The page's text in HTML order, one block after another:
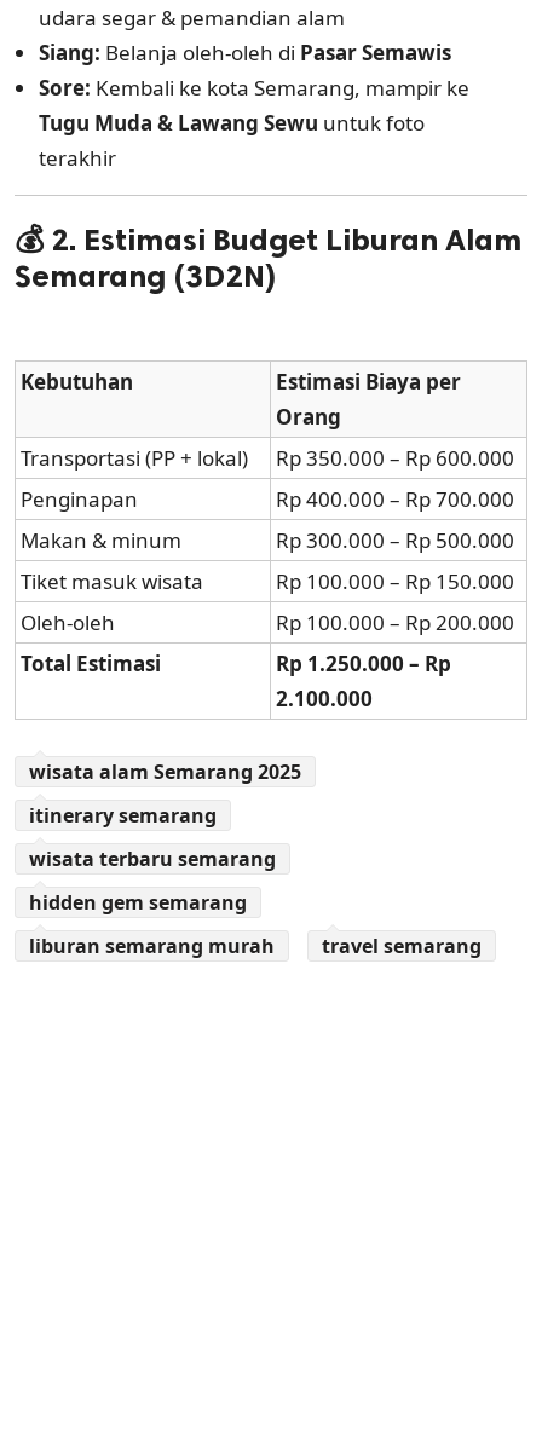
udara segar & pemandian alam
Siang: Belanja oleh-oleh di Pasar Semawis
Sore: Kembali ke kota Semarang, mampir ke
Tugu Muda & Lawang Sewu untuk foto
terakhir
💰 2. Estimasi Budget Liburan Alam
Semarang (3D2N)
Kebutuhan
Estimasi Biaya per
Orang
Transportasi (PP + lokal)
Rp 350.000 – Rp 600.000
Penginapan
Rp 400.000 – Rp 700.000
Makan & minum
Rp 300.000 – Rp 500.000
Tiket masuk wisata
Rp 100.000 – Rp 150.000
Oleh-oleh
Rp 100.000 – Rp 200.000
Total Estimasi
Rp 1.250.000 – Rp
2.100.000
wisata alam Semarang 2025
itinerary semarang
wisata terbaru semarang
hidden gem semarang
liburan semarang murah
travel semarang